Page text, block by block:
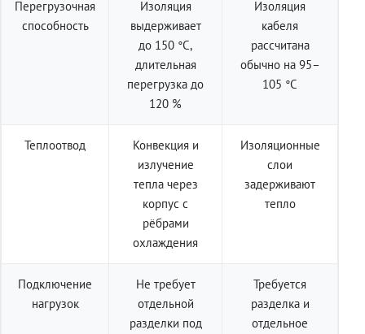
Перегрузочная
способность
Изоляция
выдерживает
до 150 °C,
длительная
перегрузка до
120 %
Изоляция
кабеля
рассчитана
обычно на 95–
105 °C
Теплоотвод
Конвекция и
излучение
тепла через
корпус с
рёбрами
охлаждения
Изоляционные
слои
задерживают
тепло
Подключение
нагрузок
Не требует
отдельной
разделки под
Требуется
разделка и
отдельное